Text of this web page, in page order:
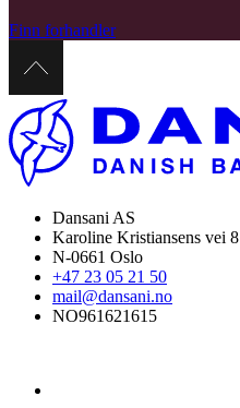
Finn forhandler
Dansani AS
Karoline Kristiansens vei 8
N-0661 Oslo
+47 23 05 21 50
mail@dansani.no
NO961621615